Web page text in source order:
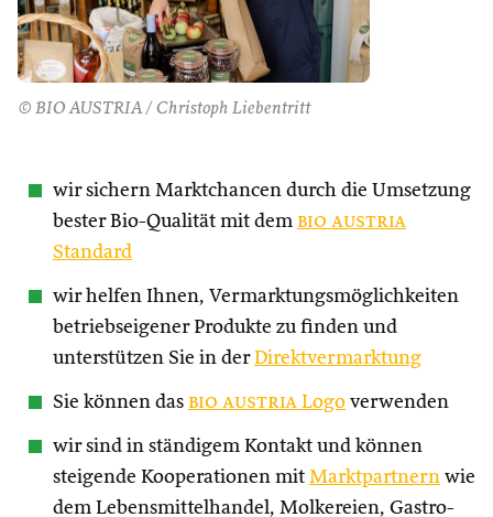
© BIO AUSTRIA / Christoph Liebentritt
wir sichern Marktchancen durch die Umsetzung
bester Bio-Qualität mit dem bio austria
Standard
wir helfen Ihnen, Vermarktungsmöglichkeiten
betriebseigener Produkte zu finden und
unterstützen Sie in derDirektvermarktung
Sie können das bio austria Logo verwenden
wir sind in ständigem Kontakt und können
steigende Kooperationen mit Marktpartnern wie
dem Lebensmittelhandel, Molkereien, Gastro-